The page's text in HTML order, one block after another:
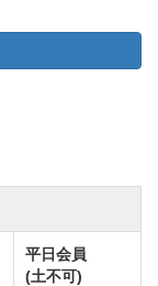
平日会員
(土不可)